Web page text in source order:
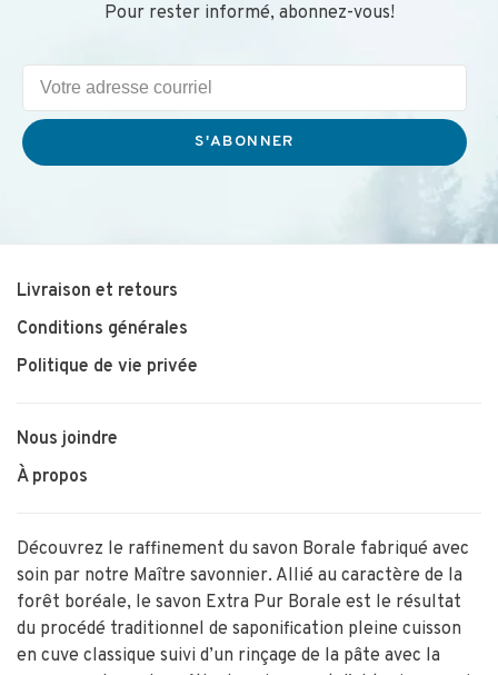
Pour rester informé, abonnez-vous!
S'ABONNER
Livraison et retours
Conditions générales
Politique de vie privée
Nous joindre
À propos
Découvrez le raffinement du savon Borale fabriqué avec
soin par notre Maître savonnier. Allié au caractère de la
forêt boréale, le savon Extra Pur Borale est le résultat
du procédé traditionnel de saponification pleine cuisson
en cuve classique suivi d’un rinçage de la pâte avec la